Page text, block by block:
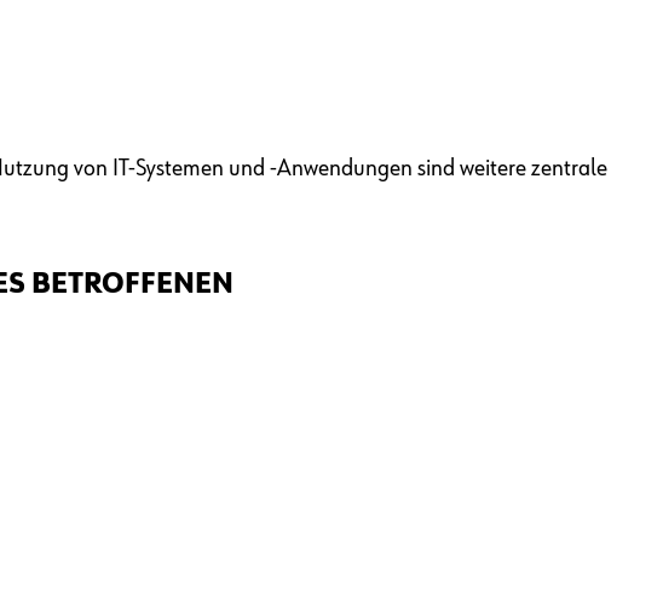
von IT-Systemen und -Anwendungen sind weitere zentrale
BETROFFENEN